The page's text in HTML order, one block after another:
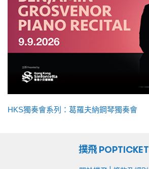
HKS獨奏會系列：葛羅夫納鋼琴獨奏會
撲飛 POPTICKET